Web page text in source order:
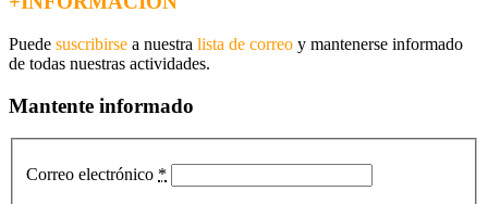
Puede suscribirse a nuestra lista de correo y mantenerse informado
de todas nuestras actividades.
Mantente informado
Correo electrónico *